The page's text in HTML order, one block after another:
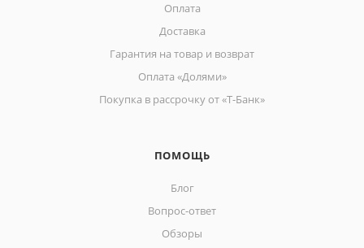
Оплата
Доставка
Гарантия на товар и возврат
Оплата «Долями»
Покупка в рассрочку от «Т-Банк»
ПОМОЩЬ
Блог
Вопрос-ответ
Обзоры